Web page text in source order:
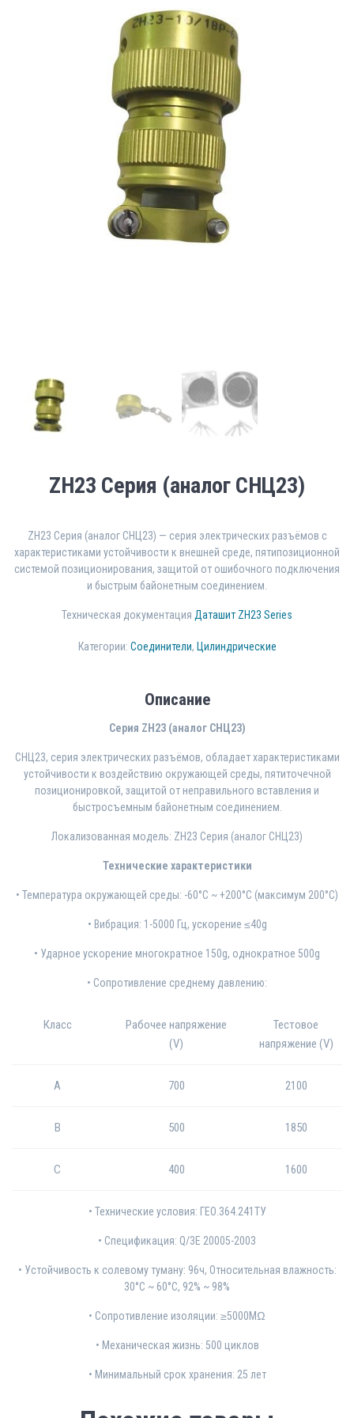
ZH23 Серия (аналог СНЦ23)
ZH23 Серия (аналог СНЦ23) — серия электрических разъёмов с
характеристиками устойчивости к внешней среде, пятипозиционной
системой позиционирования, защитой от ошибочного подключения
и быстрым байонетным соединением.
Техническая документация Даташит ZH23 Series
Категории: Соединители, Цилиндрические
Описание
Серия ZH23 (аналог СНЦ23)
СНЦ23, серия электрических разъёмов, обладает характеристиками
устойчивости к воздействию окружающей среды, пятиточечной
позиционировкой, защитой от неправильного вставления и
быстросъемным байонетным соединением.
Локализованная модель: ZH23 Серия (аналог СНЦ23)
Технические характеристики
• Температура окружающей среды: -60°C ~ +200°C (максимум 200°C)
• Вибрация: 1-5000 Гц, ускорение ≤40g
• Ударное ускорение многократное 150g, однократное 500g
• Сопротивление среднему давлению:
Класс
Рабочее напряжение
(V)
Тестовое
напряжение (V)
А 700 2100
В 500 1850
С 400 1600
• Технические условия: ГЕО.364.241ТУ
• Спецификация: Q/3E 20005-2003
• Устойчивость к солевому туману: 96ч, Относительная влажность:
30°C ~ 60°C, 92% ~ 98%
• Сопротивление изоляции: ≥5000MΩ
• Механическая жизнь: 500 циклов
• Минимальный срок хранения: 25 лет